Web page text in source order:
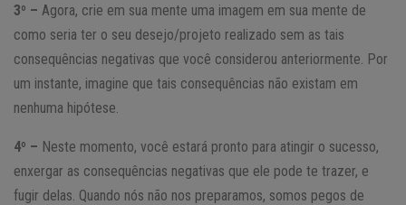
3º – Agora, crie em sua mente uma imagem em sua mente de
como seria ter o seu desejo/projeto realizado sem as tais
consequências negativas que você considerou anteriormente. Por
um instante, imagine que tais consequências não existam em
nenhuma hipótese.
4º – Neste momento, você estará pronto para atingir o sucesso,
enxergar as consequências negativas que ele pode te trazer, e
fugir delas. Quando nós não nos preparamos, somos pegos de